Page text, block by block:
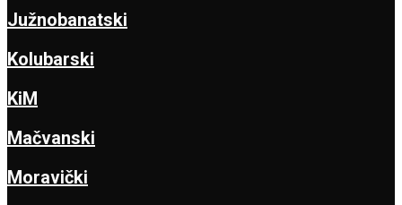
Južnobanatski
Kolubarski
KiM
Mačvanski
Moravički